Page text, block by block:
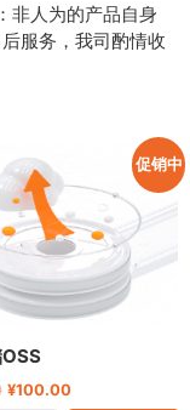
非人为的产品自身
服务，我司酌情收
促销中
¥100.00